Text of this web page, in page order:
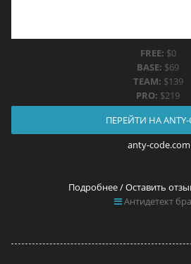
FREE: $0
BASE: $69
TEAM: $139
PRO: $219
ПЕРЕЙТИ НА ANTY-
anty-code.com
Подробнее / Оставить
Антидетект